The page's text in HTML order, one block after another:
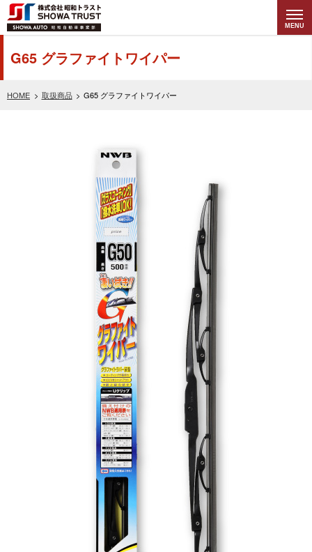
株式会社昭和トラ
スト (SHOWA
MENU
HOME 取扱商品 G65 グラファイトワイパー
G65 グラファイトワイパー